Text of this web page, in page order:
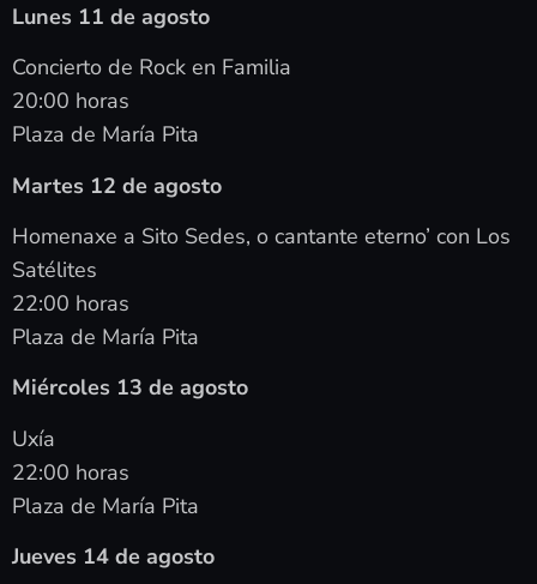
Lunes 11 de agosto
Concierto de Rock en Familia
20:00 horas
Plaza de María Pita
Martes 12 de agosto
Homenaxe a Sito Sedes, o cantante eterno’ con Los
Satélites
22:00 horas
Plaza de María Pita
Miércoles 13 de agosto
Uxía
22:00 horas
Plaza de María Pita
Jueves 14 de agosto